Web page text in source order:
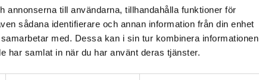
annonserna till användarna, tillhandahålla funktioner för
sådana identifierare och annan information från din enhet
med. Dessa kan i sin tur kombinera informationen
har samlat in när du har använt deras tjänster.
studentlitteratur.se via en
inte leveranser utanför
ett köp måste
Läs mer